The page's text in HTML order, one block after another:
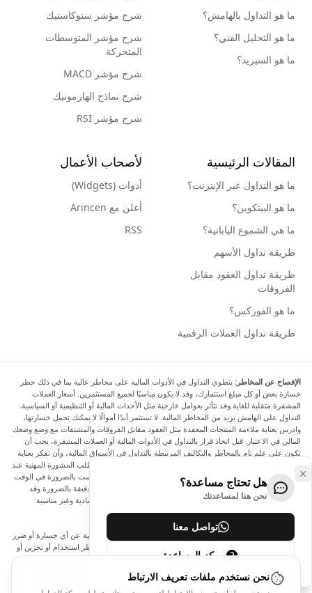
ما هو التداول بالهامش؟
ما هو التحليل الفني؟
ما هو السبريد؟
شرح مؤشر ستوكاستيك
شرح مؤشر المتوسطات
المتحركة
شرح مؤشر MACD
شرح نماذج الهارمونيك
شرح مؤشر RSI
المقالات الرئيسية
ما هو التداول عبر الإنترنت؟
ما هو البيتكوين؟
ما هي الشموع اليابانية؟
طريقة تداول الأسهم
طريقة تداول العقود مقابل
الفروقات
ما هو الفوركس؟
طريقة تداول العملات الرقمية
لأصحاب الأعمال
أدوات (Widgets)
أعلن مع Arincen
RSS
الإفصاح عن المخاطر: ينطوي التداول في الأدوات المالية على مخاطر عالية بما في ذلك خطر
خسارة بعض أو كل مبلغ استثمارك، وقد لا يكون مناسبًا لجميع المستثمرين. أسعار العملات
المشفرة متقلبة للغاية وقد تتأثر بعوامل خارجية مثل الأحداث المالية أو التنظيمية أو السياسية.
التداول على الهامش يزيد من المخاطر المالية. لا تستثمر أبدًا أموالًا لا يمكنك تحمل خسارتها،
وادرس بعناية ملاءمة المنتجات المعقدة مثل العقود مقابل الفروقات والمشتقات مع وضع وضعك
المالي في الاعتبار. قبل اتخاذ قرار بالتداول في الأدوات المالية أو العملات المشفرة، يجب أن
تكون على علم تام بالمخاطر والتكاليف المرتبطة بالتداول في الأسواق المالية، وأن تفكر بعناية
في أهدافك الاستثمارية ومستوى خبرتك ورغبتك في المخاطرة، وأن تطلب المشورة المهنية عند
الحاجة. تود Arincen أن تذكرك بأن البيانات الواردة في هذا الموقع ليست بالضرورة في الوقت
الفعلي وليست دقيقة. البيانات والأسعار الموجودة على الموقع ليست دقيقة بالضرورة وقد
تختلف عن السعر الفعلي في أي سوق معينة، مما يعني أن الأسعار إرشادية وغير مناسبة
لأغراض التداول.
لن يتحمل Arincen وأي مزود للبيانات الواردة في هذا الموقع المسؤولية عن أي خسارة أو ضرر
نتيجة لتداولك، أو اعتمادك على المعلومات الواردة في هذا الموقع. يحظر استخدام أو تخزين أو
إعادة إنتاج أو عرض أو تعديل أو نقل أو توزيع البيانات الموجودة في هذا الموقع دون الحصول
على إذن كتابي صريح مسبق من Arincen و/أو مزود البيانات. جميع حقوق الملكية الفكرية
محفوظة من قبل مقدمي الخدمة و/أو البورصة التي تقدم البيانات الواردة في هذا الموقع. قد
هل تحتاج مساعدة؟
نحن هنا لمساعدتك
تواصل معنا
مركز المساعدة
نحن نستخدم ملفات تعريف الارتباط